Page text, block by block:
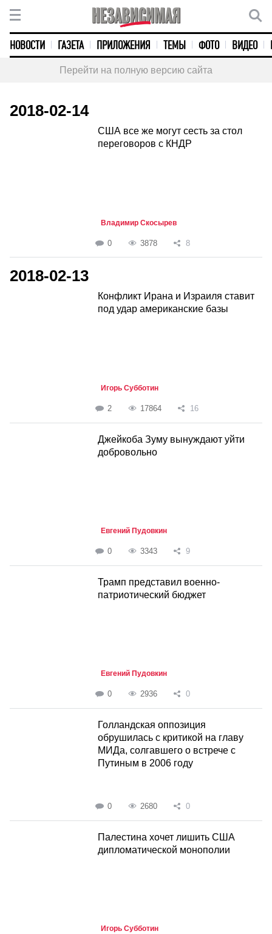
НОВОСТИ ГАЗЕТА ПРИЛОЖЕНИЯ ТЕМЫ ФОТО ВИДЕО
Перейти на полную версию сайта
2018-02-14
США все же могут сесть за стол
переговоров с КНДР
Владимир Скосырев
0 3878 8
2018-02-13
Конфликт Ирана и Израиля ставит
под удар американские базы
Игорь Субботин
2 17864 16
Джейкоба Зуму вынуждают уйти
добровольно
Евгений Пудовкин
0 3343 9
Трамп представил военно-
патриотический бюджет
Евгений Пудовкин
0 2936 0
Голландская оппозиция
обрушилась с критикой на главу
МИДа, солгавшего о встрече с
Путиным в 2006 году
0 2680 0
Палестина хочет лишить США
дипломатической монополии
Игорь Субботин